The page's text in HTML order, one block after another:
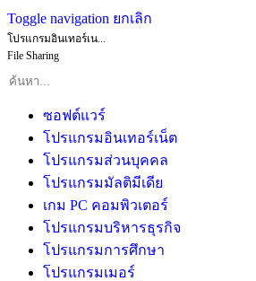
Toggle navigation ยกเลิก
โปรแกรมอินเทอร์เน...
File Sharing
ซอฟต์แวร์
โปรแกรมอินเทอร์เน็ต
โปรแกรมส่วนบุคคล
โปรแกรมมัลติมีเดีย
เกม PC คอมพิวเตอร์
โปรแกรมบริหารธุรกิจ
โปรแกรมการศึกษา
โปรแกรมเมอร์